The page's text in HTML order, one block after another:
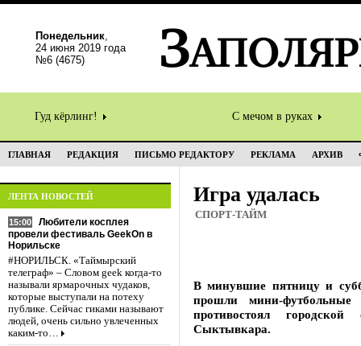
Понедельник,
24 июня 2019 года
№6 (4675)
Гуд кёрлинг! С мечом в руках
ГЛАВНАЯ РЕДАКЦИЯ ПИСЬМО РЕДАКТОРУ РЕКЛАМА АРХИВ
ЛЕНТА НОВОСТЕЙ
15:00
Любители косплея
провели фестиваль GeekOn в
Норильске
#НОРИЛЬСК. «Таймырский
телеграф» – Словом geek когда-то
называли ярмарочных чудаков,
которые выступали на потеху
публике. Сейчас гиками называют
людей, очень сильно увлеченных
каким-то…
Игра удалась
СПОРТ-ТАЙМ
В минувшие пятницу и
прошли мини-
противостоял
Сыктывкара.